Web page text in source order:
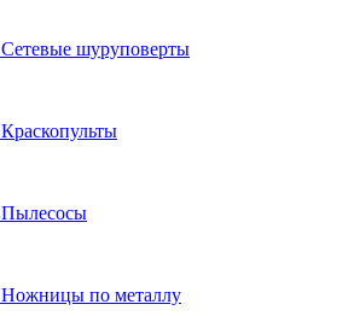
Сетевые шуруповерты
Краскопульты
Пылесосы
Ножницы по металлу